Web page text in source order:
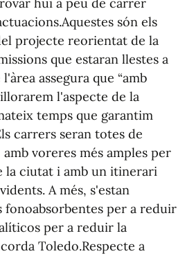
són els
projecte reorientat de la
que estaran llestes a
assegura que “amb
l'aspecte de la
temps que garantim
carrers seran totes de
voreres més amples per
la ciutat i amb un itinerari
A més, s'estan
fonoabsorbentes per a reduir
per a reduir la
Toledo.Respecte a